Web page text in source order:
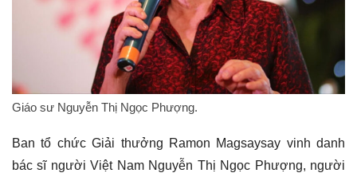
Giáo sư Nguyễn Thị Ngọc Phượng.
Ban tổ chức Giải thưởng Ramon Magsaysay vinh danh
bác sĩ người Việt Nam Nguyễn Thị Ngọc Phượng, người